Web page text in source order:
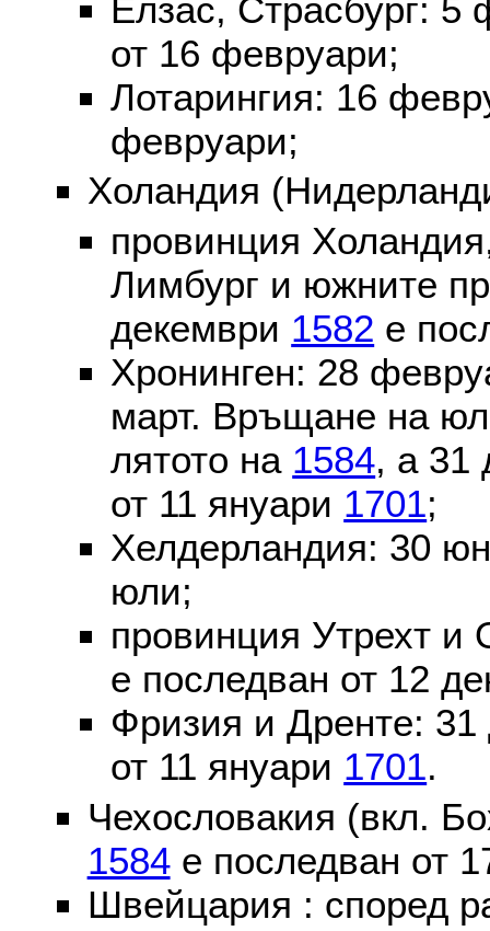
Елзас, Страсбург:
от 16 февруари;
Лотарингия: 16
февруари;
Холандия
провинция
Лимбург и южните
декември 1582 е
Хронинген: 28
март. Връщане на
лятото на 1584, а 31
от 11 януари 1701;
Хелдерландия: 30
юли;
провинция Утрехт
е последван от 12
Фризия и Дренте:
от 11 януари 1701.
Чехословакия (вкл.
1584е последван от
Швейцария : според